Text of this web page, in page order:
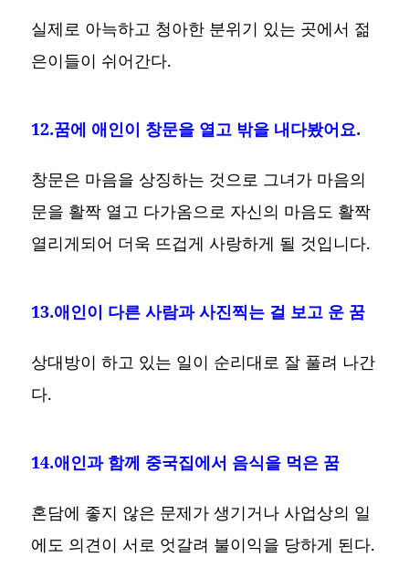
실제로 아늑하고 청아한 분위기 있는 곳에서 젊
은이들이 쉬어간다.
12.꿈에 애인이 창문을 열고 밖을 내다봤어요.
창문은 마음을 상징하는 것으로 그녀가 마음의
문을 활짝 열고 다가옴으로 자신의 마음도 활짝
열리게되어 더욱 뜨겁게 사랑하게 될 것입니다.
13.애인이 다른 사람과 사진찍는 걸 보고 운 꿈
상대방이 하고 있는 일이 순리대로 잘 풀려 나간
다.
14.애인과 함께 중국집에서 음식을 먹은 꿈
혼담에 좋지 않은 문제가 생기거나 사업상의 일
에도 의견이 서로 엇갈려 불이익을 당하게 된다.